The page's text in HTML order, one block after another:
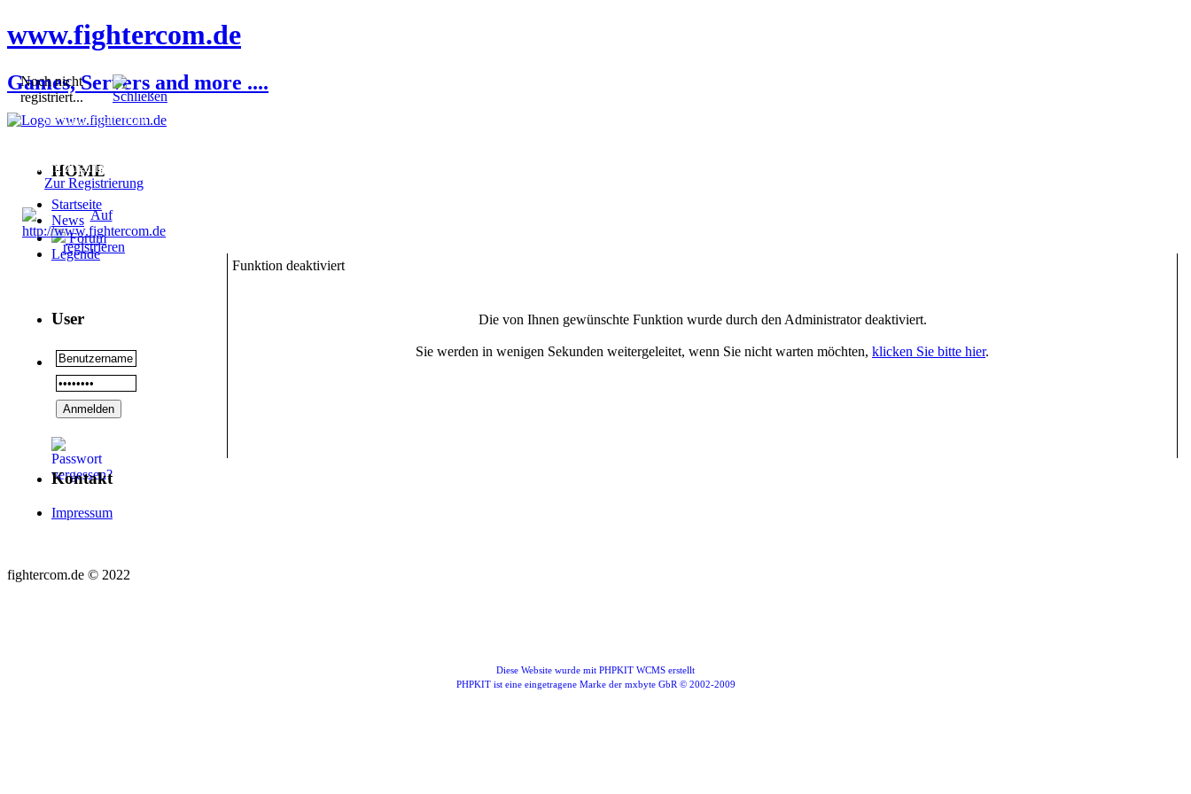
www.fightercom.de
Games, Servers and more ....
HOME
Startseite
News
Forum
Legende
User
Kontakt
Impressum
Funktion deaktiviert
Die von Ihnen gewünschte Funktion wurde durch den Administrator deaktiviert.
Sie werden in wenigen Sekunden weitergeleitet, wenn Sie nicht warten möchten, klicken Sie bitte hier.
fightercom.de © 2022
Noch nicht
registriert...
Sie sind noch nicht
nicht zugänglich sein.
Zur Registrierung
Diese Website wurde mit PHPKIT WCMS erstellt
PHPKIT ist eine eingetragene Marke der mxbyte GbR © 2002-2009